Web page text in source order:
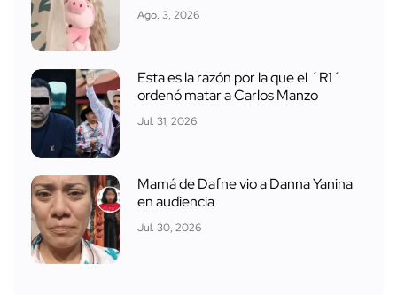
Ago. 3, 2026
Esta es la razón por la que el ´R1´
ordenó matar a Carlos Manzo
Jul. 31, 2026
Mamá de Dafne vio a Danna Yanina
en audiencia
Jul. 30, 2026